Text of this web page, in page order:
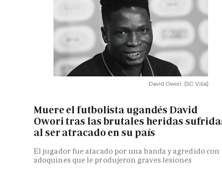
David Owori. (SC Villa)
Muere el futbolista ugandés David
Owori tras las brutales heridas
al ser atracado en su país
El jugador fue atacado por una banda y agredido con
adoquines que le produjeron graves lesiones